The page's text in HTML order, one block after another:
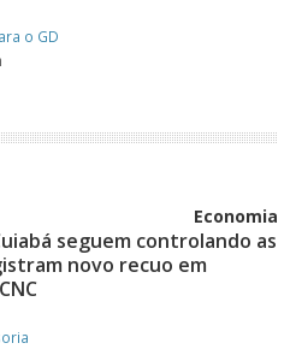
o GD
Economia
seguem controlando as
novo recuo em